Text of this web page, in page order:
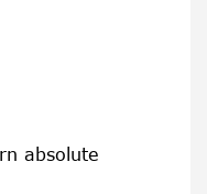
absolute